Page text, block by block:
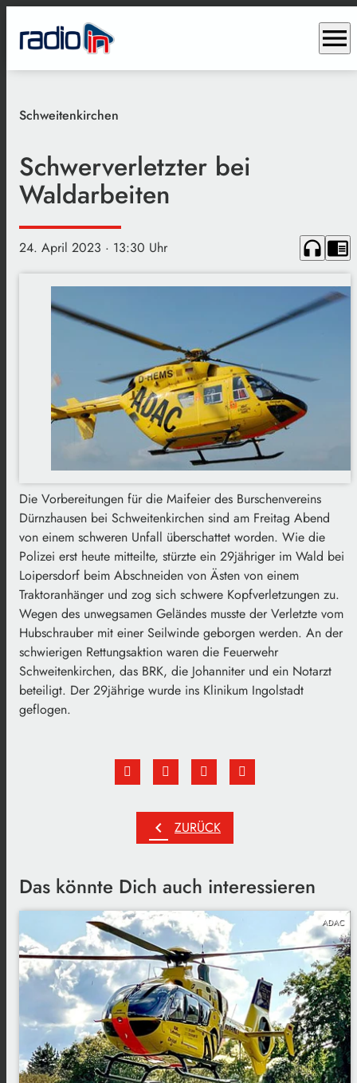
menu
Schweitenkirchen
Schwerverletzter bei
Waldarbeiten
24. April 2023 · 13:30 Uhr headphones chrome_reader_mode
Die Vorbereitungen für die Maifeier des Burschenvereins
Dürnzhausen bei Schweitenkirchen sind am Freitag Abend
von einem schweren Unfall überschattet worden. Wie die
Polizei erst heute mitteilte, stürzte ein 29jähriger im Wald bei
Loipersdorf beim Abschneiden von Ästen von einem
Traktoranhänger und zog sich schwere Kopfverletzungen zu.
Wegen des unwegsamen Geländes musste der Verletzte vom
Hubschrauber mit einer Seilwinde geborgen werden. An der
schwierigen Rettungsaktion waren die Feuerwehr
Schweitenkirchen, das BRK, die Johanniter und ein Notarzt
beteiligt. Der 29jährige wurde ins Klinikum Ingolstadt
geflogen.
chevron_left ZURÜCK
Das könnte Dich auch interessieren
ADAC